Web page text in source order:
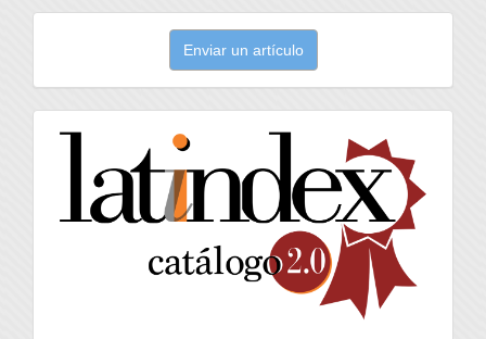
artículo
Enviar un artículo
latindex